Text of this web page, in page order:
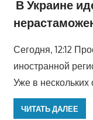
В Украине
Сегодня, 12:12
иностранной
Уже в нескольких
ЧИТАТЬ ДАЛЕЕ